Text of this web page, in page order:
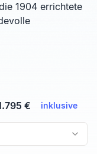
1904 errichtete
€ inklusive